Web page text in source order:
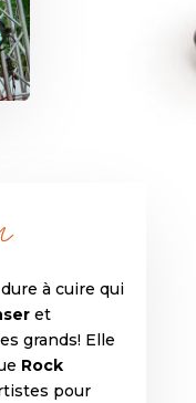
à cuire qui
et
grands! Elle
Rock
pour